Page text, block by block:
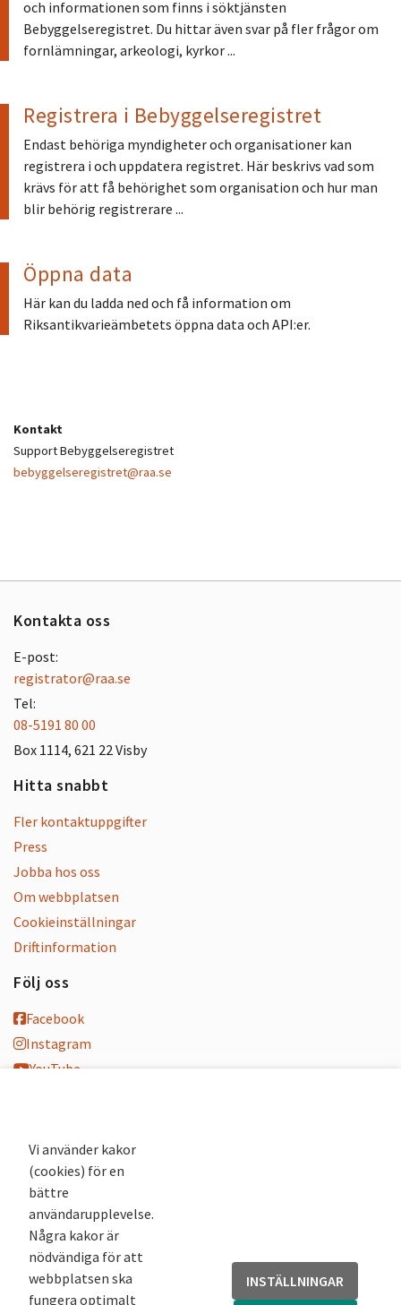
och informationen som finns i söktjänsten
Bebyggelseregistret. Du hittar även svar på fler frågor om
fornlämningar, arkeologi, kyrkor ...
Registrera i Bebyggelseregistret
Endast behöriga myndigheter och organisationer kan
registrera i och uppdatera registret. Här beskrivs vad som
krävs för att få behörighet som organisation och hur man
blir behörig registrerare ...
Öppna data
Här kan du ladda ned och få information om
Riksantikvarieämbetets öppna data och API:er.
Kontakt
Support Bebyggelseregistret
bebyggelseregistret@raa.se
Kontakta oss
E-post:
registrator@raa.se
Tel:
08-5191 80 00
Box 1114, 621 22 Visby
Hitta snabbt
Fler kontaktuppgifter
Press
Jobba hos oss
Om webbplatsen
Cookieinställningar
Driftinformation
Följ oss
Facebook
Instagram
YouTube
Nyhetsbrev
Andra webbplatser
Arkivsök
Fornsök
Fornreg
Bebyggelseregistret
Vi använder kakor
(cookies) för en
bättre
användarupplevelse.
Några kakor är
nödvändiga för att
webbplatsen ska
fungera optimalt
INSTÄLLNINGAR